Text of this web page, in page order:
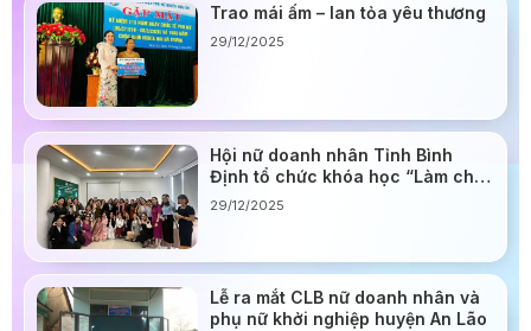
Trao mái ấm – lan tỏa yêu thương
29/12/2025
Hội nữ doanh nhân Tỉnh Bình
Định tổ chức khóa học “Làm chủ
giọng nói”
29/12/2025
Lễ ra mắt CLB nữ doanh nhân và
phụ nữ khởi nghiệp huyện An Lão